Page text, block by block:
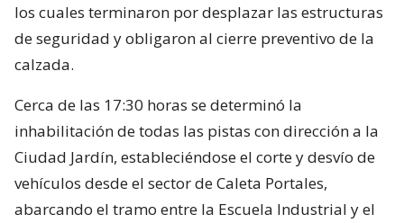
los cuales terminaron por desplazar las estructuras
de seguridad y obligaron al cierre preventivo de la
calzada.
Cerca de las 17:30 horas se determinó la
inhabilitación de todas las pistas con dirección a la
Ciudad Jardín, estableciéndose el corte y desvío de
vehículos desde el sector de Caleta Portales,
abarcando el tramo entre la Escuela Industrial y el